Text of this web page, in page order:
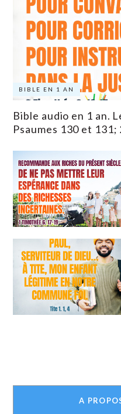
BIBLE EN 1 AN
Bible audio en 1 an.
Psaumes 130 et
A